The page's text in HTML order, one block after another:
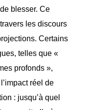
blesser. Ce
les discours
Certains
telles que «
profonds »,
réel de
: jusqu’à quel